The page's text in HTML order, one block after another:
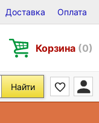
CD и DVD
Доставка Оплата
Корзина (0)
Найти